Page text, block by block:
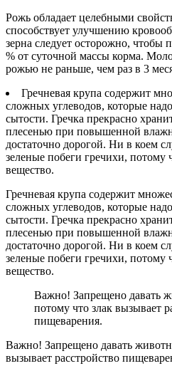
Рожь обладает целебными
способствует улучшению
зерна следует осторожно, чтобы
% от суточной массы корма.
рожью не раньше, чем раз в 3
Гречневая крупа содержит
сложных углеводов, которые
сытости. Гречка прекрасно
плесенью при повышенной
достаточно дорогой. Ни в коем
зеленые побеги гречихи, потому
вещество.
Гречневая крупа содержит
сложных углеводов, которые
сытости. Гречка прекрасно
плесенью при повышенной
достаточно дорогой. Ни в коем
зеленые побеги гречихи, потому
вещество.
Важно! Запрещено давать
потому что злак вызывает
пищеварения.
Важно! Запрещено давать
вызывает расстройство